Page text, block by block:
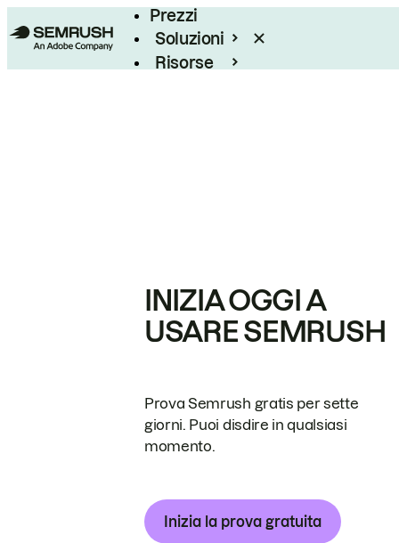
Prezzi
Soluzioni
Risorse
INIZIA OGGI A
USARE SEMRUSH
Prova Semrush gratis per sette
giorni. Puoi disdire in qualsiasi
momento.
Inizia la prova gratuita